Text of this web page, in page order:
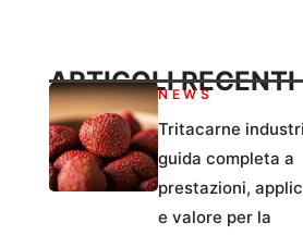
ARTICOLI RECENTI
NEWS
Tritacarne
guida completa a
prestazioni,
e valore per la